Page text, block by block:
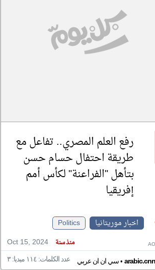
رفع العلم المصري.. تفاعل مع
طريقة احتفال حسام حسن
بتأهل "الفراعنة" لكأس أمم
إفريقيا
اخبار موريتانيا
Politics
Oct 15, 2024
منذ سنة
سي ان ان عربي• عدد الكلمات: ١١٤ ميديا: ٣